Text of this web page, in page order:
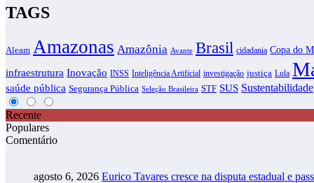
TAGS
Aleam Amazonas Amazônia Avante Brasil cidadania Copa do
infraestrutura Inovação INSS Inteligência Artificial investigação justiça Lula
saúde pública Segurança Pública Seleção Brasileira STF SUS Sustentabilidade
Recente
Populares
Comentário
agosto 6, 2026 Eurico Tavares cresce na disputa estadual e